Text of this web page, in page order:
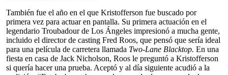
También fue el año en el que Kristofferson fue buscado por
primera vez para actuar en pantalla. Su primera actuación en el
legendario Troubadour de Los Ángeles impresionó a mucha gente,
incluido el director de casting Fred Roos, que pensó que sería ideal
para una película de carretera llamada Two-Lane Blacktop. En una
fiesta en casa de Jack Nicholson, Roos le preguntó a Kristofferson
si quería hacer una prueba. Aceptó y al día siguiente acudió a la